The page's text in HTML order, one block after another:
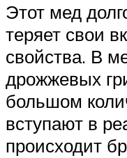
Этот мед
теряет свои
свойства. В
дрожжевых
большом
вступают в
происходит